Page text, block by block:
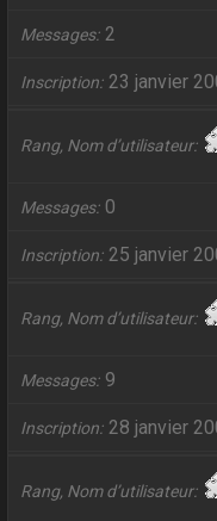
Messages 2
Inscription 23 janvier
Rang, Nom d’utilisateur
Messages 0
Inscription 25 janvier
Rang, Nom d’utilisateur
Messages 9
Inscription 28 janvier
Rang, Nom d’utilisateur